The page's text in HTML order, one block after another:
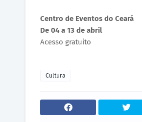
Centro de Eventos do Ceará
De 04 a 13 de abril
Acesso gratuito
Cultura